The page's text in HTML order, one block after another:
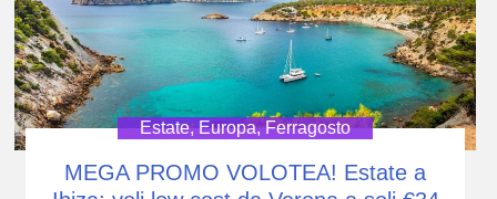
Estate,Europa,Ferragosto
MEGA PROMO VOLOTEA! Estate a